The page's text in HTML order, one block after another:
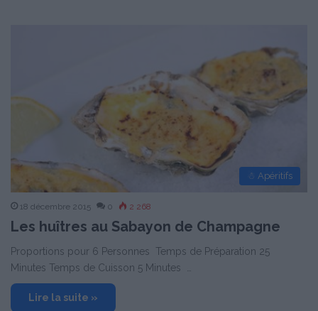
☃ Apéritifs
18 décembre 2015 0 2 268
Les huîtres au Sabayon de Champagne
Proportions pour 6 Personnes Temps de Préparation 25
Minutes Temps de Cuisson 5 Minutes …
Lire la suite »